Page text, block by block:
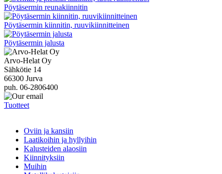
Pöytäsermin reunakiinnitin
Pöytäsermin kiinnitin, ruuvikiinnitteinen
Pöytäsermin jalusta
Arvo-Helat Oy
Sähkötie 14
66300 Jurva
puh. 06-2806400
Tuotteet
Oviin ja kansiin
Laatikoihin ja hyllyihin
Kalusteiden alaosiin
Kiinnityksiin
Muihin